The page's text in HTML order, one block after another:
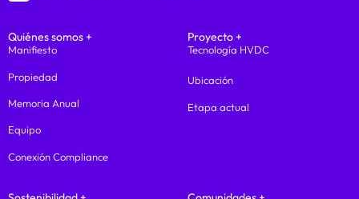
Quiénes somos +
Manifiesto
Propiedad
Memoria Anual
Equipo
Conexión Compliance
Proyecto +
Tecnología HVDC
Ubicación
Etapa actual